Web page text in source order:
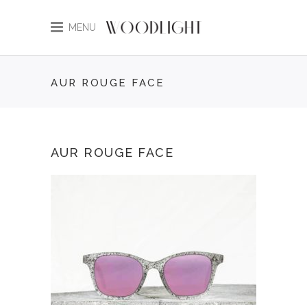
MENU
AUR ROUGE FACE
AUR ROUGE FACE